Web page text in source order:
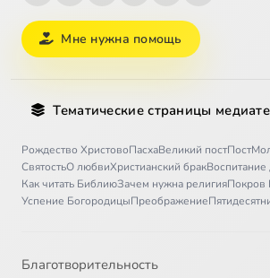
Мне нужна помощь
Тематические страницы
Рождество ХристовоПасхаВеликий постПост
СвятостьО любвиХристианский бракВоспитание
Как читать БиблиюЗачем нужна религияПокров
Успение БогородицыПреображение
Благотворительность